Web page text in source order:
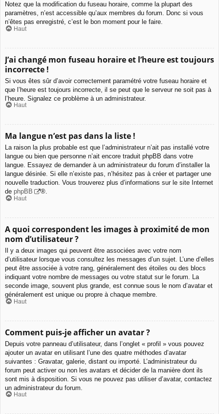
Notez que la modification du fuseau horaire, comme la plupart des
paramètres, n’est accessible qu’aux membres du forum. Donc si vous
n’êtes pas enregistré, c’est le bon moment pour le faire.
Haut
J’ai changé mon fuseau horaire et l’heure est toujours
incorrecte !
Si vous êtes sûr d’avoir correctement paramétré votre fuseau horaire et
que l’heure est toujours incorrecte, il se peut que le serveur ne soit pas à
l’heure. Signalez ce problème à un administrateur.
Haut
Ma langue n’est pas dans la liste !
La raison la plus probable est que l’administrateur n’ait pas installé votre
langue ou bien que personne n’ait encore traduit phpBB dans votre
langue. Essayez de demander à un administrateur du forum d’installer la
langue désirée. Si elle n’existe pas, n’hésitez pas à créer et partager une
nouvelle traduction. Vous trouverez plus d’informations sur le site Internet
de phpBB ®.
Haut
A quoi correspondent les images à proximité de mon
nom d’utilisateur ?
Il y a deux images qui peuvent être associées avec votre nom
d’utilisateur lorsque vous consultez les messages d’un sujet. L’une d’elles
peut être associée à votre rang, généralement des étoiles ou des blocs
indiquant votre nombre de messages ou votre statut sur le forum. La
seconde image, souvent plus grande, est connue sous le nom d’avatar et
généralement est unique ou propre à chaque membre.
Haut
Comment puis-je afficher un avatar ?
Depuis votre panneau d’utilisateur, dans l’onglet « profil » vous pouvez
ajouter un avatar en utilisant l’une des quatre méthodes d’avatar
suivantes : Gravatar, galerie, distant ou importé. L’administrateur du
forum peut activer ou non les avatars et décider de la manière dont ils
sont mis à disposition. Si vous ne pouvez pas utiliser d’avatar, contactez
un administrateur du forum.
Haut